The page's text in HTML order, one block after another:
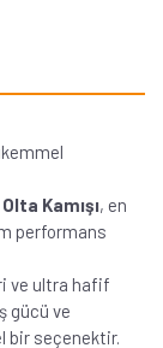
Kamışı, en
performans
ve ultra hafif
gücü ve
bir seçenektir.